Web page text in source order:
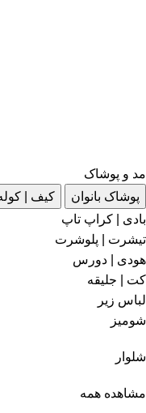
مد و پوشاک
پوشاک بانوان
کیف |
بادی | کراپ تاپ
تیشرت | پلوشرت
هودی | دورس
کت | جلیقه
لباس زیر
شومیز
شلوار
مشاهده همه